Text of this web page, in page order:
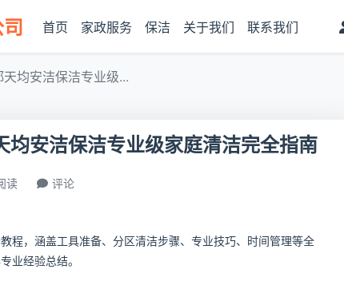
首页 家政服务 保洁 关于我们 联系我们
均安洁保洁专业级...
均安洁保洁专业级家庭清洁完全指南
读 评论
程，涵盖工具准备、分区清洁步骤、专业技巧、时间管理等全
业经验总结。